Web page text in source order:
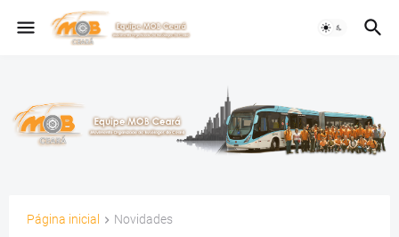
Página inicial Novidades